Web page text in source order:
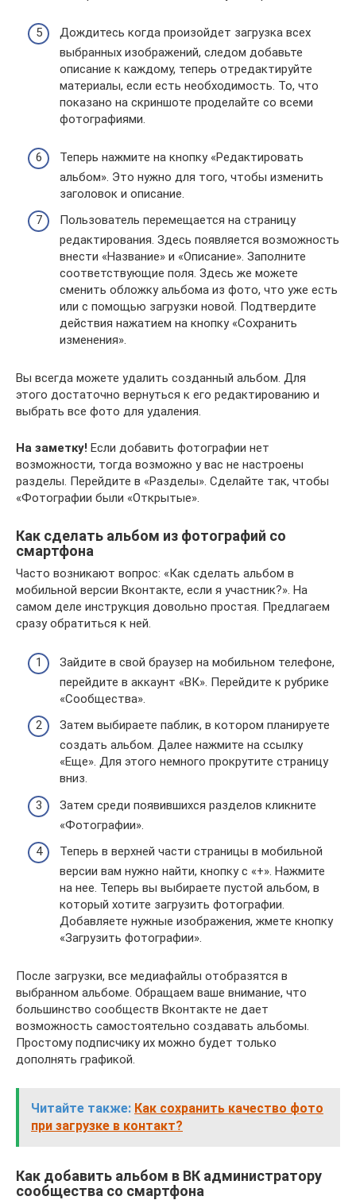
Дождитесь когда произойдет загрузка всех
выбранных изображений, следом добавьте
описание к каждому, теперь отредактируйте
материалы, если есть необходимость. То, что
показано на скриншоте проделайте со всеми
фотографиями.
Теперь нажмите на кнопку «Редактировать
альбом». Это нужно для того, чтобы изменить
заголовок и описание.
Пользователь перемещается на страницу
редактирования. Здесь появляется возможность
внести «Название» и «Описание». Заполните
соответствующие поля. Здесь же можете
сменить обложку альбома из фото, что уже есть
или с помощью загрузки новой. Подтвердите
действия нажатием на кнопку «Сохранить
изменения».
Вы всегда можете удалить созданный альбом. Для
этого достаточно вернуться к его редактированию и
выбрать все фото для удаления.
На заметку! Если добавить фотографии нет
возможности, тогда возможно у вас не настроены
разделы. Перейдите в «Разделы». Сделайте так, чтобы
«Фотографии были «Открытые».
Как сделать альбом из фотографий со
смартфона
Часто возникают вопрос: «Как сделать альбом в
мобильной версии Вконтакте, если я участник?». На
самом деле инструкция довольно простая. Предлагаем
сразу обратиться к ней.
Зайдите в свой браузер на мобильном телефоне,
перейдите в аккаунт «ВК». Перейдите к рубрике
«Сообщества».
Затем выбираете паблик, в котором планируете
создать альбом. Далее нажмите на ссылку
«Еще». Для этого немного прокрутите страницу
вниз.
Затем среди появившихся разделов кликните
«Фотографии».
Теперь в верхней части страницы в мобильной
версии вам нужно найти, кнопку с «+». Нажмите
на нее. Теперь вы выбираете пустой альбом, в
который хотите загрузить фотографии.
Добавляете нужные изображения, жмете кнопку
«Загрузить фотографии».
После загрузки, все медиафайлы отобразятся в
выбранном альбоме. Обращаем ваше внимание, что
большинство сообществ Вконтакте не дает
возможность самостоятельно создавать альбомы.
Простому подписчику их можно будет только
дополнять графикой.
Читайте также: Как сохранить качество фото
при загрузке в контакт?
Как добавить альбом в ВК администратору
сообщества со смартфона